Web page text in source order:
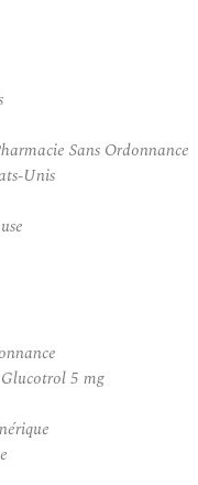
Sans Ordonnance
Unis
5 mg